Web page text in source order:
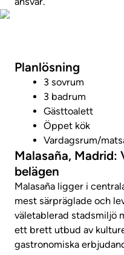
Planlösning
3 sovrum
3 badrum
Gästtoalett
Öppet kök
Vardagsrum/
Malasaña, Madrid:
belägen
Malasaña ligger i
mest särpräglade och
väletablerad stadsmiljö
ett brett utbud av
gastronomiska